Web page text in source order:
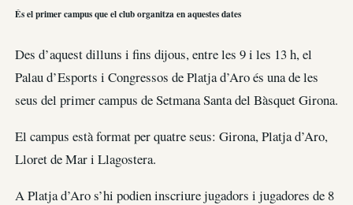
És el primer campus que el club organitza en aquestes dates
Des d’aquest dilluns i fins dijous, entre les 9 i les 13 h, el
Palau d’Esports i Congressos de Platja d’Aro és una de les
seus del primer campus de Setmana Santa del Bàsquet Girona.
El campus està format per quatre seus: Girona, Platja d’Aro,
Lloret de Mar i Llagostera.
A Platja d’Aro s’hi podien inscriure jugadors i jugadores de 8